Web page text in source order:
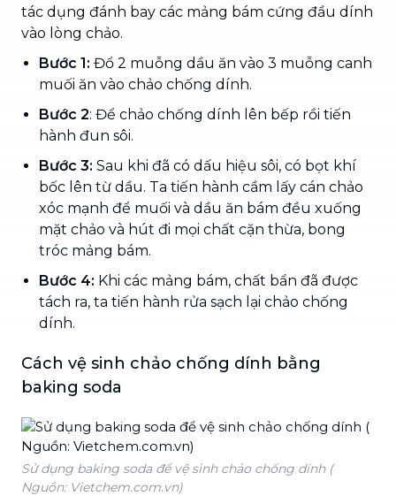
tác dụng đánh bay các mảng bám cứng đầu dính
vào lòng chảo.
Bước 1: Đổ 2 muỗng dầu ăn vào 3 muỗng canh
muối ăn vào chảo chống dính.
Bước 2: Để chảo chống dính lên bếp rồi tiến
hành đun sôi.
Bước 3: Sau khi đã có dấu hiệu sôi, có bọt khí
bốc lên từ dầu. Ta tiến hành cầm lấy cán chảo
xóc mạnh để muối và dầu ăn bám đều xuống
mặt chảo và hút đi mọi chất cặn thừa, bong
tróc mảng bám.
Bước 4: Khi các mảng bám, chất bẩn đã được
tách ra, ta tiến hành rửa sạch lại chảo chống
dính.
Cách vệ sinh chảo chống dính bằng
baking soda
Sử dụng baking soda để vệ sinh chảo chống dính (
Nguồn: Vietchem.com.vn)